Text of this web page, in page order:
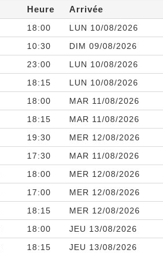
Heure Arrivée
18:00 LUN 10/08/2026
10:30 DIM 09/08/2026
23:00 LUN 10/08/2026
18:15 LUN 10/08/2026
18:00 MAR 11/08/2026
18:15 MAR 11/08/2026
19:30 MER 12/08/2026
17:30 MAR 11/08/2026
18:00 MER 12/08/2026
17:00 MER 12/08/2026
18:15 MER 12/08/2026
18:00 JEU 13/08/2026
18:15 JEU 13/08/2026